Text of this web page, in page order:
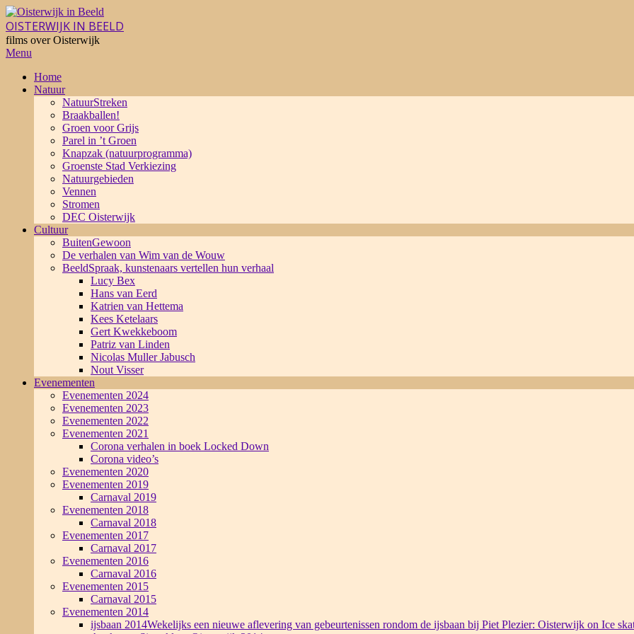
Skip
to
content
OISTERWIJK IN BEELD
films over Oisterwijk
Primary
Menu
Menu
Home
Natuur
NatuurStreken
Braakballen!
Groen voor Grijs
Parel in ’t Groen
Knapzak (natuurprogramma)
Groenste Stad Verkiezing
Natuurgebieden
Vennen
Stromen
DEC Oisterwijk
Cultuur
BuitenGewoon
De verhalen van Wim van de Wouw
BeeldSpraak, kunstenaars vertellen hun verhaal
Lucy Bex
Hans van Eerd
Katrien van Hettema
Kees Ketelaars
Gert Kwekkeboom
Patriz van Linden
Nicolas Muller Jabusch
Nout Visser
Evenementen
Evenementen 2024
Evenementen 2023
Evenementen 2022
Evenementen 2021
Corona verhalen in boek Locked Down
Corona video’s
Evenementen 2020
Evenementen 2019
Carnaval 2019
Evenementen 2018
Carnaval 2018
Evenementen 2017
Carnaval 2017
Evenementen 2016
Carnaval 2016
Evenementen 2015
Carnaval 2015
Evenementen 2014
ijsbaan 2014Wekelijks een nieuwe aflevering van gebeurtenissen rondom de ijsbaan bij Piet Plezier: Oisterwijk on Ice